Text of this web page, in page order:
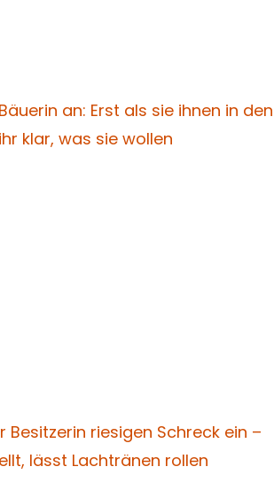
an: Erst als sie ihnen in den
klar, was sie wollen
Besitzerin riesigen Schreck ein –
lässt Lachtränen rollen